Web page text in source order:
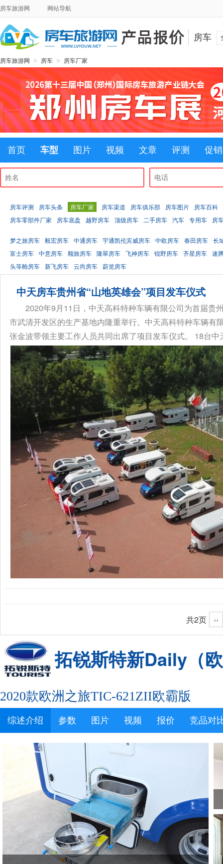
房车旅游网 网站导航
房车
房车旅游网 > 房车 > 房车厂家
首页 车型 图片 视频 文章 评测 促销
房车评测 房车头条 房车厂家 房车渠道 房车俱乐部 房车图片
房车百科
房车零部件厂家
房车底盘 越野房车 顶级房车 二手房车 汽车 专用车 房
梦之旅房车 毅宏房车 中通房车 宇通凯伦宾威房车 中欧房车 春田房车 长
富士房车 中意房车 顺旅房车 隆翠房车 飞神房车 锐野房车 齐星房车 速
头等舱房车 新飞房车 云尚房车 蔚览房车
中天房车贵州省“山地英雄会”项目发车仪式
2020年9月11日，中天高科特种车辆有限公司为首届贵
市武清开发区的生产基地内隆重举行。中天高科特种车辆
张金波带领主要工作人员共同出席了项目发车仪式。 18台中
共2页 ‹‹
拓锐斯特新Daily（
2020款欧洲之旅TIC-621ZII欧霸版
综述介绍 参数 图片 视频 报价 竞品对